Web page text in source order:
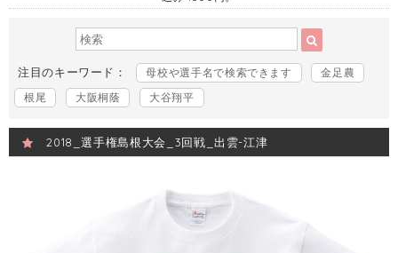
注目のキーワード： 母校や選手名で検索できます
金足農
根尾
大阪桐蔭 大谷翔平
2018_選手権島根大会_3回戦_出雲-江津